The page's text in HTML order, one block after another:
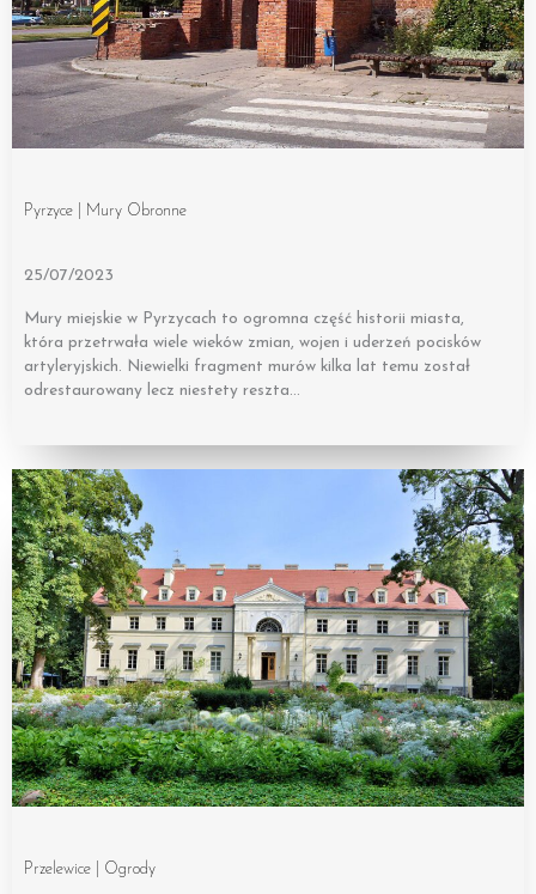
Pyrzyce | Mury Obronne
25/07/2023
Mury miejskie w Pyrzycach to ogromna część historii miasta,
która przetrwała wiele wieków zmian, wojen i uderzeń pocisków
artyleryjskich. Niewielki fragment murów kilka lat temu został
odrestaurowany lecz niestety reszta…
Przelewice | Ogrody